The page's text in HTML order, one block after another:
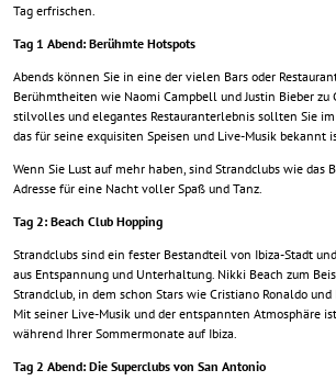
Tag erfrischen.
Tag 1 Abend: Berühmte Hotspots
Abends können Sie in eine der vielen Bars oder
Berühmtheiten wie Naomi Campbell und Justin Bieber zu
stilvolles und elegantes Restauranterlebnis sollten Sie im
das für seine exquisiten Speisen und Live-Musik bekannt
Wenn Sie Lust auf mehr haben, sind Strandclubs wie das
Adresse für eine Nacht voller Spaß und Tanz.
Tag 2: Beach Club Hopping
Strandclubs sind ein fester Bestandteil von Ibiza-Stadt
aus Entspannung und Unterhaltung. Nikki Beach zum
Strandclub, in dem schon Stars wie Cristiano Ronaldo und
Mit seiner Live-Musik und der entspannten Atmosphäre
während Ihrer Sommermonate auf Ibiza.
Tag 2 Abend: Die Superclubs von San Antonio